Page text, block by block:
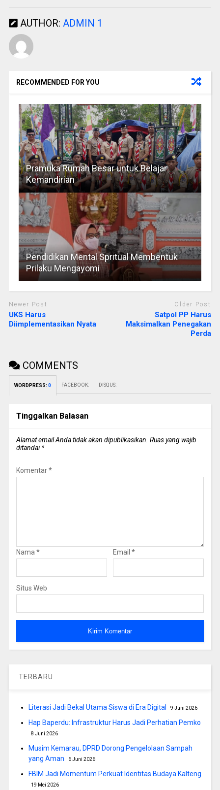
AUTHOR: ADMIN 1
RECOMMENDED FOR YOU
Pramuka Rumah Besar untuk Belajar
Kemandirian
Pendidikan Mental Spritual Membentuk
Prilaku Mengayomi
Newer Post
UKS Harus
Diimplementasikan Nyata
Older Post
Satpol PP Harus
Maksimalkan Penegakan
Perda
COMMENTS
WORDPRESS: 0 FACEBOOK: DISQUS:
Tinggalkan Balasan
Alamat email Anda tidak akan dipublikasikan. Ruas yang wajib
ditandai*
Komentar*
Nama * Email *
Situs Web
TERBARU
Literasi Jadi Bekal Utama Siswa di Era Digital 9 Juni 2026
Hap Baperdu: Infrastruktur Harus Jadi Perhatian Pemko
8 Juni 2026
Musim Kemarau, DPRD Dorong Pengelolaan Sampah
yang Aman
6 Juni 2026
FBIM Jadi Momentum Perkuat Identitas Budaya Kalteng
19 Mei 2026